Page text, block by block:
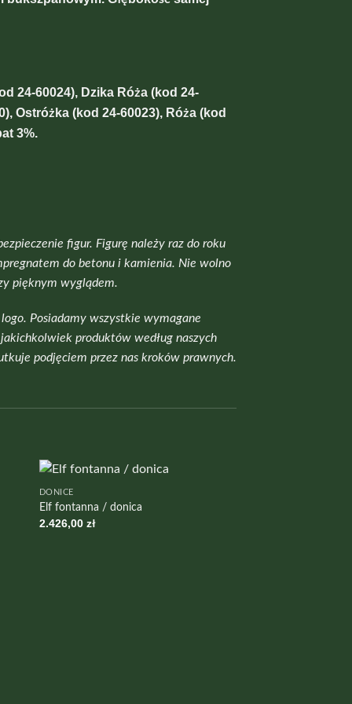
24-60024), Dzika Róża (kod 24-
Ostróżka (kod 24-60023), Róża (kod
3%.
figur. Figurę należy raz do roku
do betonu i kamienia. Nie wolno
pięknym wyglądem.
Posiadamy wszystkie wymagane
produktów według naszych
podjęciem przez nas kroków prawnych.
DONICE
Elf fontanna / donica
2.426,00 zł